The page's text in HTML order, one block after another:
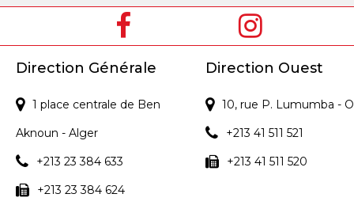
Direction Générale
1 place centrale de Ben
Aknoun - Alger
+213 23 384 633
+213 23 384 624
Direction Ouest
10, rue P. Lumumba -
+213 41 511 521
+213 41 511 520